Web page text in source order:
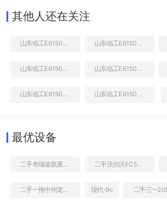
右前45
其他人还在关注
最优设备
现代-9c